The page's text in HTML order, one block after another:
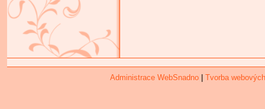
Administrace WebSnadno| Tvorba